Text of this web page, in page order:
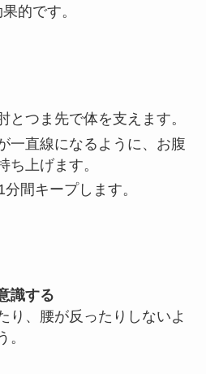
的です。
とつま先で体を支えます。
一直線になるように、お腹
ち上げます。
間キープします。
識する
り、腰が反ったりしないよ
。